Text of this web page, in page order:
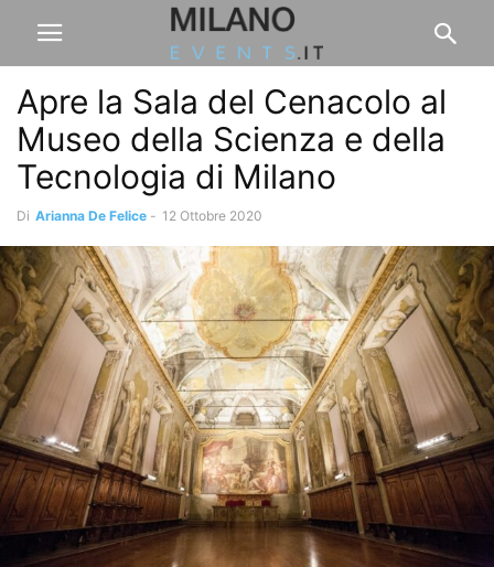
Apre la Sala del Cenacolo al
Museo della Scienza e della
Tecnologia di Milano
Di Arianna De Felice - 12 Ottobre 2020